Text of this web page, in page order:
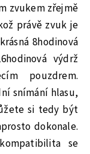
zvukem zřejmě
právě zvuk je
8hodinová
výdrž
pouzdrem.
snímání hlasu,
si tedy být
dokonale.
se